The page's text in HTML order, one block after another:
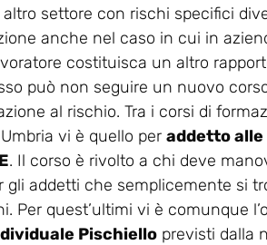
settore con rischi specifici
anche nel caso in cui in
costituisca un altro
può non seguire un nuovo
al rischio. Tra i corsi di
vi è quello per addetto
. Il corso è rivolto a chi deve
gli addetti che semplicemente si
Per quest’ultimi vi è comunque
Pischiello previsti dalla